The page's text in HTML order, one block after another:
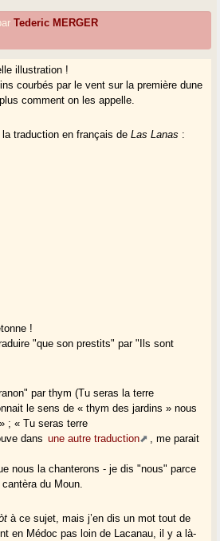
Tederic MERGER
illustration !
courbés par le vent sur la première dune
comment on les appelle.
traduction en français deLas Lanas :
!
"que son prestits" par "Ils sont
par thym (Tu seras la terre
le sens de « thym des jardins » nous
; « Tu seras terre
dans une autre traduction
, me parait
nous la chanterons - je dis "nous" parce
du Moun.
à ce sujet, mais j’en dis un mot tout de
en Médoc pas loin de Lacanau, il y a là-